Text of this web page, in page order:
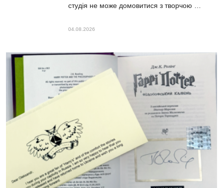
студія не може домовитися з творчою …
04.08.2026